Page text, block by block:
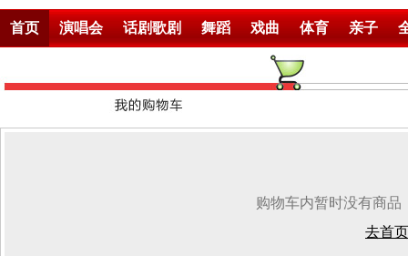
首页 演唱会 话剧歌剧 舞蹈 戏曲 体育 亲子
购物车内暂时没有商品
去首页